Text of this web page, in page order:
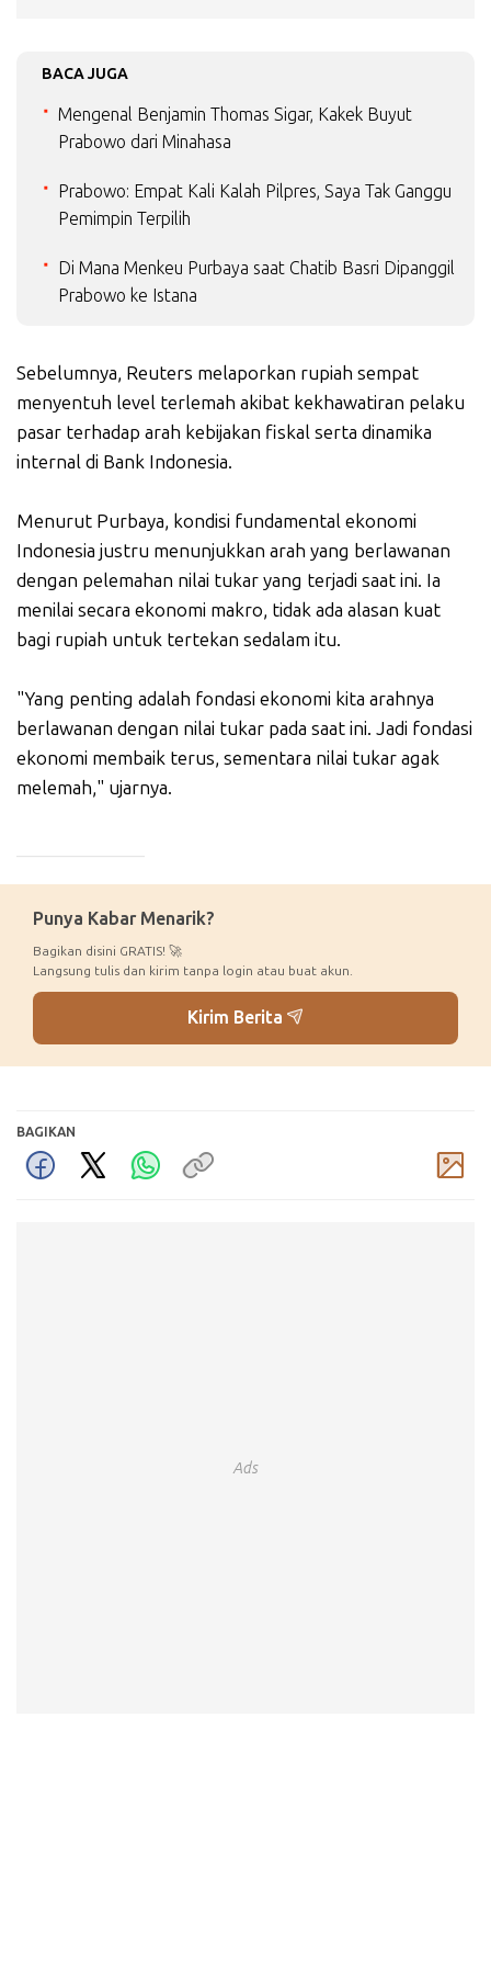
BACA JUGA
Mengenal Benjamin Thomas Sigar, Kakek Buyut
Prabowo dari Minahasa
Prabowo: Empat Kali Kalah Pilpres, Saya Tak Ganggu
Pemimpin Terpilih
Di Mana Menkeu Purbaya saat Chatib Basri Dipanggil
Prabowo ke Istana
Sebelumnya, Reuters melaporkan rupiah sempat
menyentuh level terlemah akibat kekhawatiran pelaku
pasar terhadap arah kebijakan fiskal serta dinamika
internal di Bank Indonesia.
Menurut Purbaya, kondisi fundamental ekonomi
Indonesia justru menunjukkan arah yang berlawanan
dengan pelemahan nilai tukar yang terjadi saat ini. Ia
menilai secara ekonomi makro, tidak ada alasan kuat
bagi rupiah untuk tertekan sedalam itu.
"Yang penting adalah fondasi ekonomi kita arahnya
berlawanan dengan nilai tukar pada saat ini. Jadi fondasi
ekonomi membaik terus, sementara nilai tukar agak
melemah," ujarnya.
Punya Kabar Menarik?
Bagikan disini GRATIS! 🚀
Langsung tulis dan kirim tanpa login atau buat akun.
Kirim Berita
BAGIKAN
Ads